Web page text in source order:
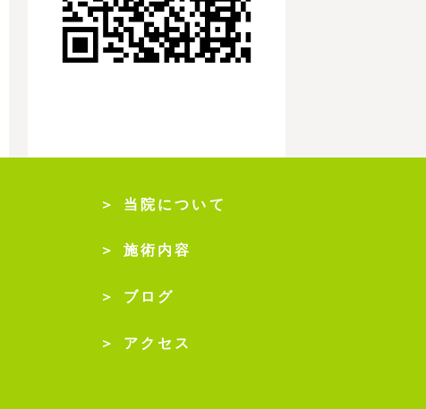
＞ 当院について
＞ 施術内容
＞ ブログ
＞ アクセス